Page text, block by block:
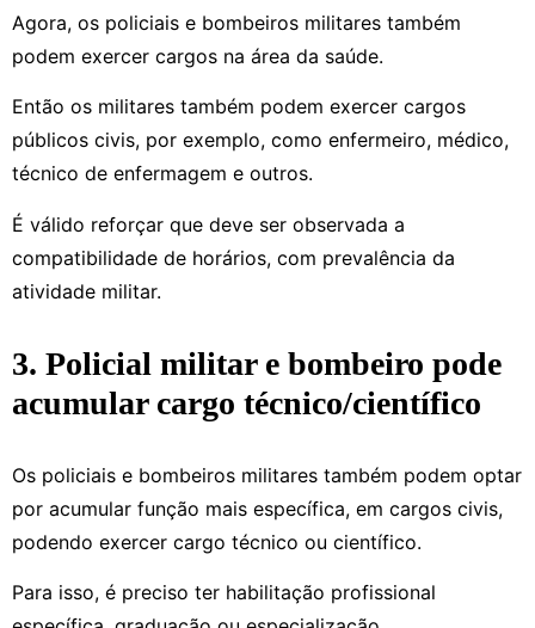
Agora, os policiais e bombeiros militares também
podem exercer cargos na área da saúde.
Então os militares também podem exercer cargos
públicos civis, por exemplo, como enfermeiro, médico,
técnico de enfermagem e outros.
É válido reforçar que deve ser observada a
compatibilidade de horários, com prevalência da
atividade militar.
3. Policial militar e bombeiro pode
acumular cargo técnico/científico
Os policiais e bombeiros militares também podem optar
por acumular função mais específica, em cargos civis,
podendo exercer cargo técnico ou científico.
Para isso, é preciso ter habilitação profissional